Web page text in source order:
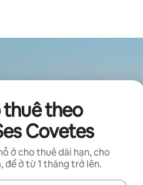
thuê theo
Covetes
ở cho thuê dài hạn, cho
để ở từ 1 tháng trở lên.